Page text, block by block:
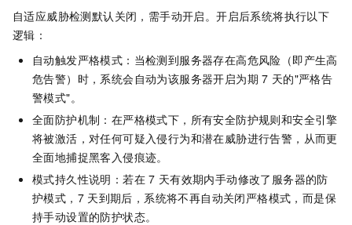
自适应威胁检测默认关闭，需手动开启。开启后系统将执行以下
逻辑：
自动触发严格模式：当检测到服务器存在高危风险（即产生高
危告警）时，系统会自动为该服务器开启为期 7 天的"严格告
警模式"。
全面防护机制：在严格模式下，所有安全防护规则和安全引擎
将被激活，对任何可疑入侵行为和潜在威胁进行告警，从而更
全面地捕捉黑客入侵痕迹。
模式持久性说明：若在 7 天有效期内手动修改了服务器的防
护模式，7 天到期后，系统将不再自动关闭严格模式，而是保
持手动设置的防护状态。